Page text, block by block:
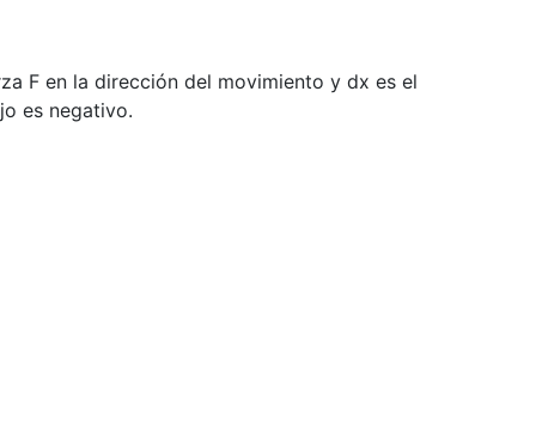
F en la dirección del movimiento y dx es el
es negativo.